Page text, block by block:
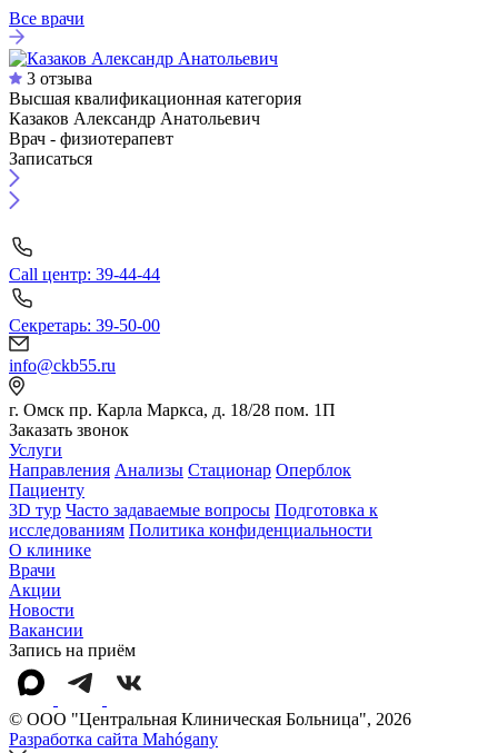
Все врачи
3 отзыва
Высшая квалификационная категория
Казаков Александр Анатольевич
Врач - физиотерапевт
Записаться
Call центр: 39-44-44
Секретарь: 39-50-00
info@ckb55.ru
г. Омск пр. Карла Маркса, д. 18/28 пом. 1П
Заказать звонок
Услуги
Направления Анализы Стационар Оперблок
Пациенту
3D тур Часто задаваемые вопросы Подготовка к
исследованиям Политика конфиденциальности
О клинике
Врачи
Акции
Новости
Вакансии
Запись на приём
© OOO "Центральная Клиническая Больница", 2026
Разработка сайта Mahógany